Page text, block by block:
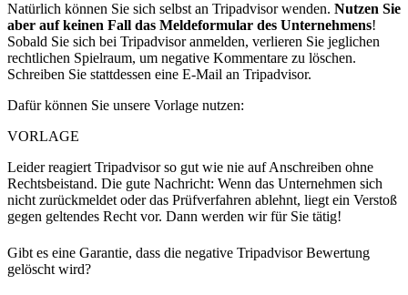
Natürlich können Sie sich selbst an Tripadvisor wenden. Nutzen Sie
aber auf keinen Fall das Meldeformular des Unternehmens!
Sobald Sie sich bei Tripadvisor anmelden, verlieren Sie jeglichen
rechtlichen Spielraum, um negative Kommentare zu löschen.
Schreiben Sie stattdessen eine E-Mail an Tripadvisor.
Dafür können Sie unsere Vorlage nutzen:
VORLAGE
Leider reagiert Tripadvisor so gut wie nie auf Anschreiben ohne
Rechtsbeistand. Die gute Nachricht: Wenn das Unternehmen sich
nicht zurückmeldet oder das Prüfverfahren ablehnt, liegt ein Verstoß
gegen geltendes Recht vor. Dann werden wir für Sie tätig!
Gibt es eine Garantie, dass die negative Tripadvisor Bewertung
gelöscht wird?